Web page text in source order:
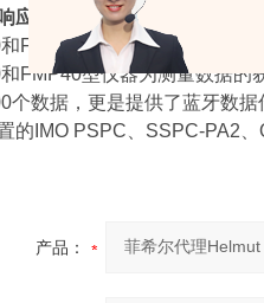
应测厚仪
DUALSCOPE®
FMP20型仪器是专业便携式
FMP40型仪器为测量数据的
个数据，更是提供了蓝牙数
的IMO PSPC、SSPC-PA2
产品：